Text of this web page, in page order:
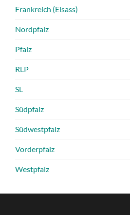
Frankreich (Elsass)
Nordpfalz
Pfalz
RLP
SL
Südpfalz
Südwestpfalz
Vorderpfalz
Westpfalz